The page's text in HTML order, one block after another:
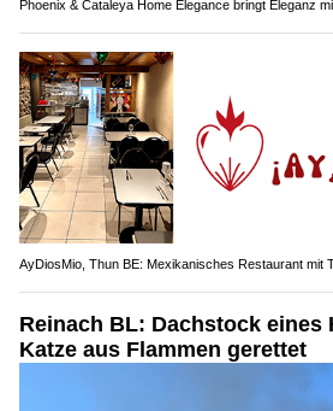
Phoenix & Cataleya Home Elegance bringt Eleganz
AyDiosMio, Thun BE: Mexikanisches Restaurant mit
Reinach BL: Dachstock eines
Katze aus Flammen gerettet